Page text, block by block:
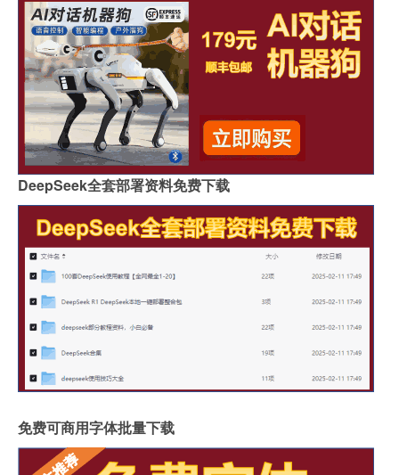
DeepSeek全套部署资料免费下载
免费可商用字体批量下载